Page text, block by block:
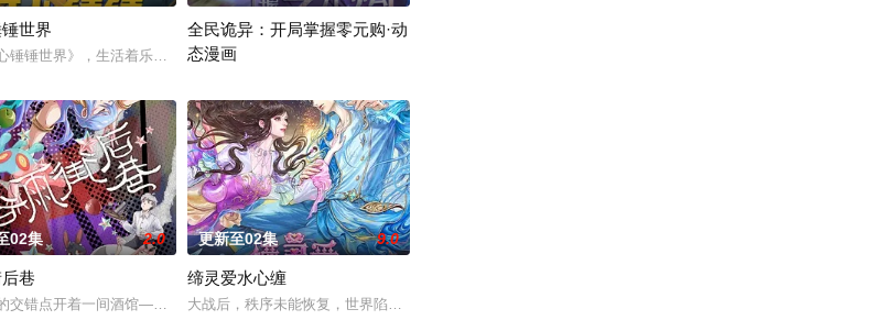
爱于
金人重生游戏异界，拿玩家当走狗，收世界主角做小弟，论装逼我只认天下第一！
世界
锤锤世界》，生活着乐观善良的少年锤锤和他性格各异的家人朋友们，他们在日常琐事中脑洞大开，以充满趣味的方式应对生活琐
全民诡异：开局掌握零元购·动
态漫画
昔日天才辰天，十岁后武魂沉寂、灵海枯竭，自此沦为
残魂沉睡万年之后，在天运大陆南云帝国有名的废物牧云身上觉醒。牧云初醒，就受到了学
02集 2.0
巷
交错点开着一间酒馆——谷雨街后巷。 无论城市的角落，还是繁星坠落的荒漠， 穿过现实的迷宫，欢迎光临“谷雨街后巷”。
更新至02集 9.0
缔灵爱水心缠
大战后，秩序未能恢复，世界陷入混乱。混沌从深渊崛起，黑暗如潮水般吞噬大地……缔默完成了命运的蜕